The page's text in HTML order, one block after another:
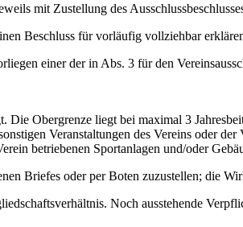
mit Zustellung des
Beschluss für vorläufig vollziehbar
einer der in Abs. 3 für den
Die Obergrenze liegt bei maximal 3
Veranstaltungen des Vereins oder
betriebenen Sportanlagen und/oder
Briefes oder per Boten zuzustellen; die
Noch ausstehende